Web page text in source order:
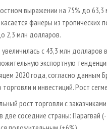
выражении на 75% до
фанеры из
2,3 млн долларов.
с 43,3 млн
экспортную
2020 года, согласно данным
и инвестиций. Рост
рост торговли с
две соседние страны: